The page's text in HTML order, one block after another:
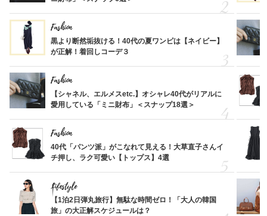
Fashion
黒より断然垢抜ける！40代の夏ワンピは【ネイビー】
が正解！着回しコーデ３
Fashion
【シャネル、エルメスetc.】オシャレ40代がリアルに
愛用している「ミニ財布」＜スナップ18選＞
Fashion
40代「パンツ派」がこなれて見える！大草直子さんイ
チ押し、ラク可愛い【トップス】4選
Lifestyle
【1泊2日弾丸旅行】無駄な時間ゼロ！「大人の韓国
旅」の大正解スケジュールは？